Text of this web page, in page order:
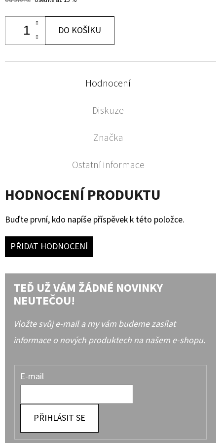
DO KOŠÍKU
Hodnocení
Diskuze
Značka
Ostatní informace
HODNOCENÍ PRODUKTU
Buďte první, kdo napíše příspěvek k této položce.
PŘIDAT HODNOCENÍ
TEĎ UŽ VÁM ŽÁDNÉ NOVINKY
NEUTEČOU!
Vložte svůj e-mail a my vám budeme zasílat
informace o nových produktech na našem e-shopu.
E-mail
PŘIHLÁSIT SE